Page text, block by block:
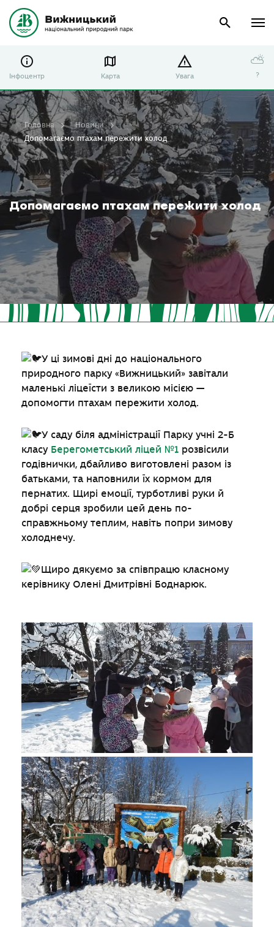
Інфоцентр Карта Увага
⛅
?
Допомагаємо птахам пережити холод
Головна
Новини
Допомагаємо птахам пережити холод
У ці зимові дні до національного
природного парку «Вижницький» завітали
маленькі ліцеїсти з великою місією —
допомогти птахам пережити холод.
У саду біля адміністрації Парку учні 2-Б
класу Берегометський ліцей №1 розвісили
годівнички, дбайливо виготовлені разом із
батьками, та наповнили їх кормом для
пернатих. Щирі емоції, турботливі руки й
добрі серця зробили цей день по-
справжньому теплим, навіть попри зимову
холоднечу.
Щиро дякуємо за співпрацю класному
керівнику Олені Дмитрівні Боднарюк.